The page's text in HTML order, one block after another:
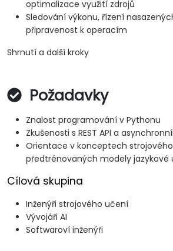
optimalizace využití zdrojů
Sledování výkonu, řízení
připravenost k operacím
Shrnutí a další kroky
Požadavky
Znalost programování v Pythonu
Zkušenosti s REST API a
Orientace v konceptech
předtrénovaných modely jazykové
Cílová skupina
Inženýři strojového učení
Vývojáři AI
Softwaroví inženýři